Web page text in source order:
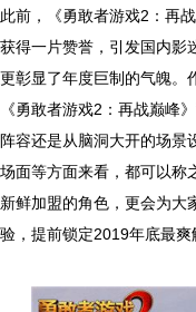
此前，《勇敢者游戏2：再
获得一片赞誉，引发国内影
更彰显了年度巨制的气魄。
《勇敢者游戏2：再战巅峰
阵容还是从脑洞大开的场景
场面等方面来看，都可以称
新鲜加盟的角色，更会为大
验，提前锁定2019年底最爽